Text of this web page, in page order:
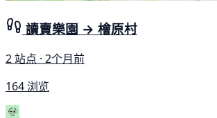
讀賣樂園 → 檜原村
2 站点 · 2个月前
164 浏览